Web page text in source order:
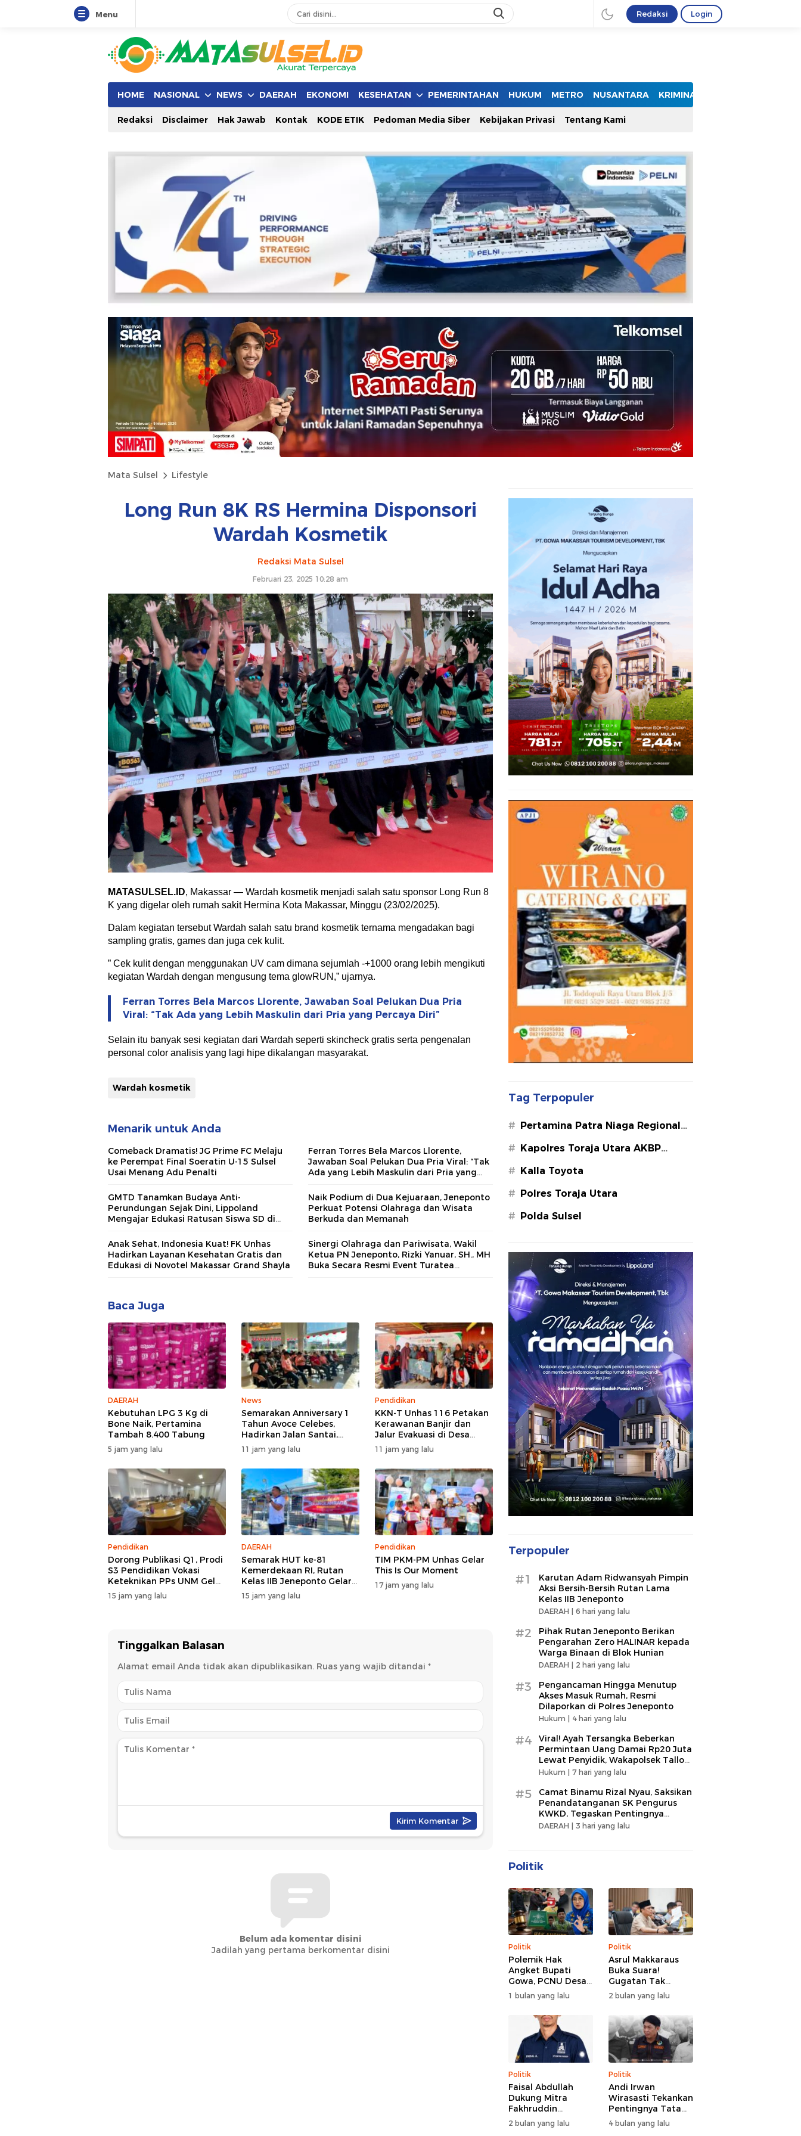
Menu Redaksi Login
HOME NASIONAL NEWS DAERAH EKONOMI KESEHATAN PEMERINTAHAN HUKUM METRO NUSANTARA KRIMINAL
Redaksi Disclaimer Hak Jawab Kontak KODE ETIK Pedoman Media Siber Kebijakan Privasi Tentang Kami
Mata Sulsel Lifestyle
Long Run 8K RS Hermina Disponsori
Wardah Kosmetik
Redaksi Mata Sulsel
Februari 23, 2025 10:28 am
MATASULSEL.ID, Makassar — Wardah kosmetik menjadi salah satu sponsor Long Run 8
K yang digelar oleh rumah sakit Hermina Kota Makassar, Minggu (23/02/2025).
Dalam kegiatan tersebut Wardah salah satu brand kosmetik ternama mengadakan bagi
sampling gratis, games dan juga cek kulit.
” Cek kulit dengan menggunakan UV cam dimana sejumlah -+1000 orang lebih mengikuti
kegiatan Wardah dengan mengusung tema glowRUN,” ujarnya.
Ferran Torres Bela Marcos Llorente, Jawaban Soal Pelukan Dua Pria
Viral: “Tak Ada yang Lebih Maskulin dari Pria yang Percaya Diri”
Selain itu banyak sesi kegiatan dari Wardah seperti skincheck gratis serta pengenalan
personal color analisis yang lagi hipe dikalangan masyarakat.
Wardah kosmetik
Menarik untuk Anda
Comeback Dramatis! JG Prime FC Melaju
ke Perempat Final Soeratin U-15 Sulsel
Usai Menang Adu Penalti
Ferran Torres Bela Marcos Llorente,
Jawaban Soal Pelukan Dua Pria Viral: “Tak
Ada yang Lebih Maskulin dari Pria yang
GMTD Tanamkan Budaya Anti-
Perundungan Sejak Dini, Lippoland
Mengajar Edukasi Ratusan Siswa SD di
Naik Podium di Dua Kejuaraan, Jeneponto
Perkuat Potensi Olahraga dan Wisata
Berkuda dan Memanah
Anak Sehat, Indonesia Kuat! FK Unhas
Hadirkan Layanan Kesehatan Gratis dan
Edukasi di Novotel Makassar Grand Shayla
Sinergi Olahraga dan Pariwisata, Wakil
Ketua PN Jeneponto, Rizki Yanuar, SH., MH
Buka Secara Resmi Event Turatea
Baca Juga
DAERAH
Kebutuhan LPG 3 Kg di
Bone Naik, Pertamina
Tambah 8.400 Tabung
5 jam yang lalu
News
Semarakan Anniversary 1
Tahun Avoce Celebes,
Hadirkan Jalan Santai,
Bakti Sosial, dan Hiburan
Spektakuler di Bulukumba
11 jam yang lalu
Pendidikan
KKN-T Unhas 116 Petakan
Kerawanan Banjir dan
Jalur Evakuasi di Desa
Bonto Tallasa
11 jam yang lalu
Pendidikan
Dorong Publikasi Q1, Prodi
S3 Pendidikan Vokasi
Keteknikan PPs UNM Gelar
Workshop Artikel Ilmiah
15 jam yang lalu
DAERAH
Semarak HUT ke-81
Kemerdekaan RI, Rutan
Kelas IIB Jeneponto Gelar
Upacara Pembukaan
Pekan Olahraga
15 jam yang lalu
Pendidikan
TIM PKM-PM Unhas Gelar
This Is Our Moment
17 jam yang lalu
Tinggalkan Balasan
Alamat email Anda tidak akan dipublikasikan. Ruas yang wajib ditandai *
Belum ada komentar disini
Jadilah yang pertama berkomentar disini
Tag Terpopuler
# Pertamina Patra Niaga Regional
# Kapolres Toraja Utara AKBP
M.Si
# Kalla Toyota
# Polres Toraja Utara
# Polda Sulsel
Terpopuler
#1
Karutan Adam Ridwansyah Pimpin
Aksi Bersih-Bersih Rutan Lama
Kelas IIB Jeneponto
DAERAH | 6 hari yang lalu
#2
Pihak Rutan Jeneponto Berikan
Pengarahan Zero HALINAR kepada
Warga Binaan di Blok Hunian
DAERAH | 2 hari yang lalu
#3
Pengancaman Hingga Menutup
Akses Masuk Rumah, Resmi
Dilaporkan di Polres Jeneponto
Hukum | 4 hari yang lalu
#4
Viral! Ayah Tersangka Beberkan
Permintaan Uang Damai Rp20 Juta
Lewat Penyidik, Wakapolsek Tallo
Klarifikasi Soal Terima Uang Rp3
Hukum | 7 hari yang lalu
#5
Camat Binamu Rizal Nyau, Saksikan
Penandatanganan SK Pengurus
KWKD, Tegaskan Pentingnya
Kolaborasi Sosial
DAERAH | 3 hari yang lalu
Politik
Politik
Polemik Hak
Angket Bupati
Gowa, PCNU Desak
DPRD Buka Fakta
Transparan
1 bulan yang lalu
Politik
Asrul Makkaraus
Buka Suara!
Gugatan Tak
Hentikan Hak
Angket DPRD
2 bulan yang lalu
Politik
Faisal Abdullah
Dukung Mitra
Fakhruddin
Nahkodai BM PAN
Periode 2026-2031
2 bulan yang lalu
Politik
Andi Irwan
Wirasasti Tekankan
Pentingnya Tata
Kelola Terintegrasi
Sektor Peternakan
4 bulan yang lalu